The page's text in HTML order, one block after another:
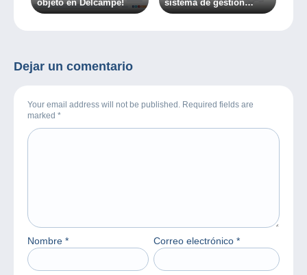
objeto en Delcampe!
sistema de gestión
automatizada de los
Dejar un comentario
Your email address will not be published. Required fields are
marked *
Nombre * Correo electrónico *